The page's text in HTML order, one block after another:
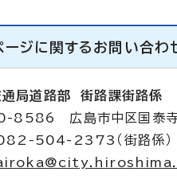
ージに関する お問い合わ
通局道路部街路課街路係
8586 広島市中区国泰
082-504-2373（街路係